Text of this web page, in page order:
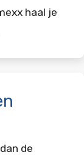
haal je
de